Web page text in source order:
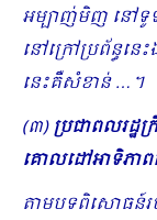
អម្បាញ់មិញ នៅទូទ
នៅក្រៅប្រព័ន្ធនេ
នេះគឺសំខាន់ …។
(៣)ប្រជាពលរដ្ឋ
គោលដៅអាទិភា
តាមបទពិសោធន៍រ